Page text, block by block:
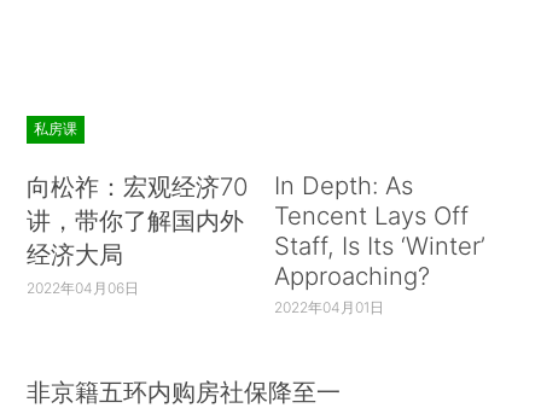
私房课
向松祚：宏观经济70
讲，带你了解国内外
经济大局
2022年04月06日
In Depth: As
Tencent Lays Off
Staff, Is Its ‘Winter’
Approaching?
2022年04月01日
非京籍五环内购房社保降至一